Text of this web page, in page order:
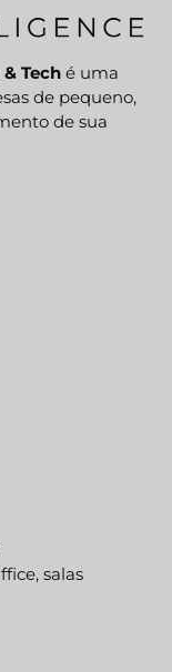
Tech é uma
de pequeno,
de sua
salas